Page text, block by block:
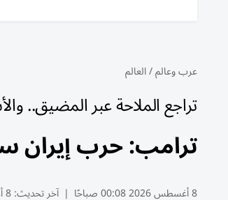
عرب وعالم/العالم
تراجع الملاحة عبر المضيق..
ترامب: حرب إيران
8 أغسطس 2026 00:08 صباحًا | آخر تحديث:8 أغسطس 00:09 2026